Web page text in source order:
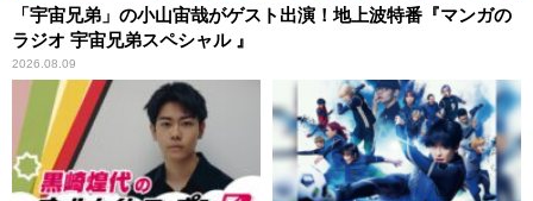
「宇宙兄弟」の小山宙哉がゲスト出演！地上波特番『マンガの
ラジオ 宇宙兄弟スペシャル 』
2026.08.09